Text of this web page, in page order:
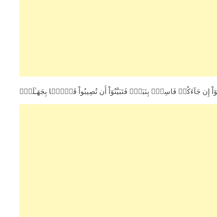
إِن جَآءَكُمۡ فَاسِقُۢ بِنَبَإٍ۬ فَتَبَيَّنُوٓاْ أَن تُصِيبُواْ قَوۡمَۢا بِجَهَـٰلَةٍ۬